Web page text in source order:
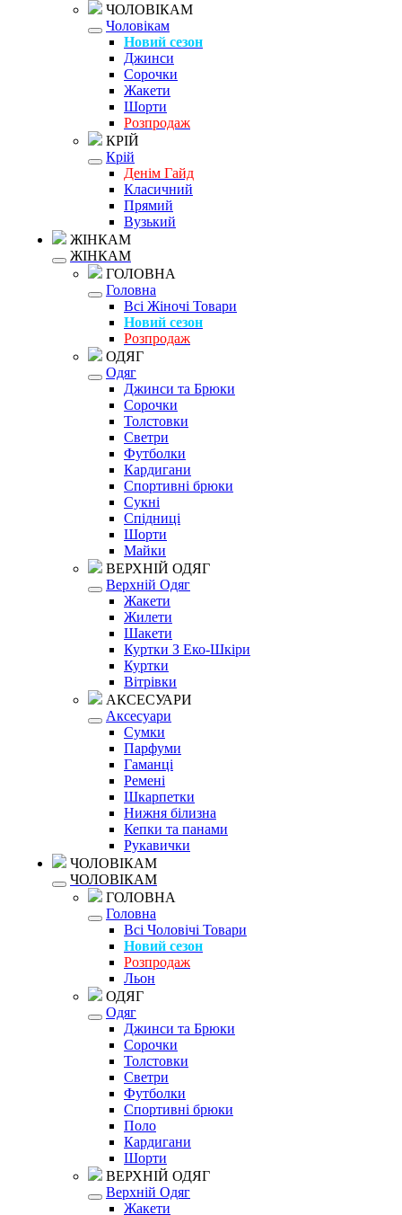
ЧОЛОВІКАМ
Чоловікам
Новий сезон
Джинси
Сорочки
Жакети
Шорти
Розпродаж
КРІЙ
Крій
Денім Гайд
Класичний
Прямий
Вузький
ЖІНКАМ
ЖІНКАМ
ГОЛОВНА
Головна
Всі Жіночі Товари
Новий сезон
Розпродаж
ОДЯГ
Одяг
Джинси та Брюки
Сорочки
Толстовки
Светри
Футболки
Кардигани
Спортивні брюки
Сукні
Спідниці
Шорти
Майки
ВЕРХНІЙ ОДЯГ
Верхній Одяг
Жакети
Жилети
Шакети
Куртки З Еко-Шкіри
Куртки
Вітрівки
АКСЕСУАРИ
Аксесуари
Сумки
Парфуми
Гаманці
Ремені
Шкарпетки
Нижня білизна
Кепки та панами
Рукавички
ЧОЛОВІКАМ
ЧОЛОВІКАМ
ГОЛОВНА
Головна
Всі Чоловічі Товари
Новий сезон
Розпродаж
Льон
ОДЯГ
Одяг
Джинси та Брюки
Сорочки
Толстовки
Светри
Футболки
Спортивні брюки
Поло
Кардигани
Шорти
ВЕРХНІЙ ОДЯГ
Верхній Одяг
Жакети